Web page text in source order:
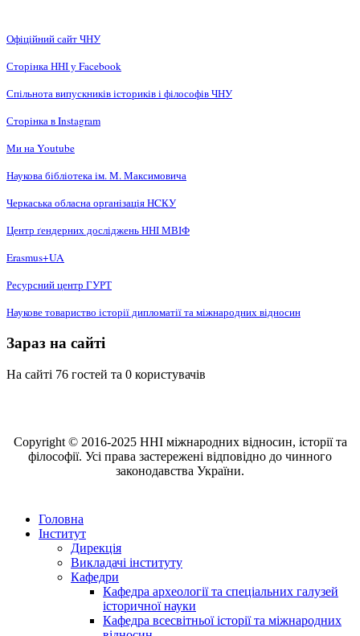
Офіційний сайт ЧНУ
Сторінка ННІ у Facebook
Спільнота випускників істориків і філософів ЧНУ
Сторінка в Instagram
Ми на Youtube
Наукова бібліотека ім. М. Максимовича
Черкаська обласна організація НCКУ
Центр ґендерних досліджень ННІ МВІФ
Erasmus+UA
Ресурсний центр ГУРТ
Наукове товариство історії дипломатії та міжнародних відносин
Зараз на сайті
На сайті 76 гостей та 0 користувачів
Copyright © 2016-2025 ННІ міжнародних відносин, історії та
філософії. Усі права застережені відповідно до чинного
законодавства України.
Головна
Інститут
Дирекція
Викладачі інституту
Кафедри
Кафедра археології та спеціальних галузей
історичної науки
Кафедра всесвітньої історії та міжнародних